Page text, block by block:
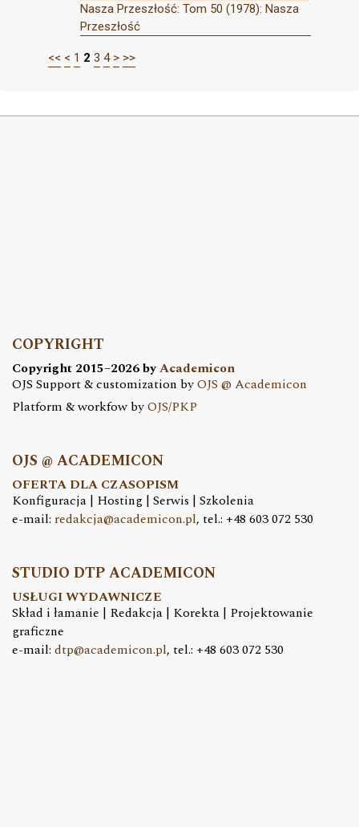
Nasza Przeszłość: Tom 50 (1978): Nasza
Przeszłość
<< < 1 2 3 4 > >>
COPYRIGHT
Copyright 2015–2026 byAcademicon
OJS Support & customization byOJS @ Academicon
Platform & workfow byOJS/PKP
OJS @ ACADEMICON
OFERTA DLA CZASOPISM
Konfiguracja | Hosting | Serwis | Szkolenia
e-mail: redakcja@academicon.pl, tel.: +48 603 072 530
STUDIO DTP ACADEMICON
USŁUGI WYDAWNICZE
Skład i łamanie | Redakcja | Korekta | Projektowanie
graficzne
e-mail: dtp@academicon.pl, tel.: +48 603 072 530